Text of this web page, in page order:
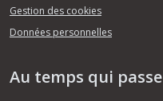
Gestion des cookies
Données personnelles
Au temps qui passe